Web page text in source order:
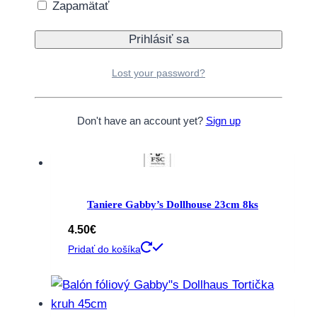
Taniere Gabby’s Dollhouse 23cm 8ks
4.50€
Pridať do košíka
Zapamätať
Lost your password?
Don't have an account yet? Sign up